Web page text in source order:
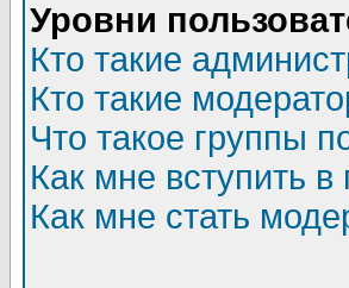
Уровни
Кто такие
Кто такие
Что такое группы
Как мне вступить в
Как мне стать